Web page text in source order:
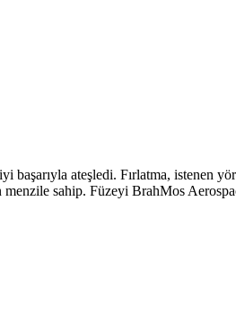
ateşledi. Fırlatma, istenen
sahip. Füzeyi BrahMos